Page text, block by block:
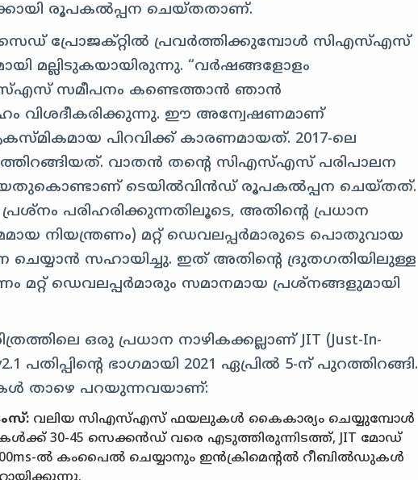
രൂപകൽപ്പന ചെയ്തതാണ്.
സൈഡ് പ്രോജക്റ്റിൽ പ്രവർത്തിക്കുമ്പോൾ സി‌എസ്‌എസ്
മല്ലിടുകയായിരുന്നു. “വർഷങ്ങളോളം
സമീപനം കണ്ടെത്താൻ ഞാൻ
വിശദീകരിക്കുന്നു. ഈ അന്വേഷണമാണ്
പിറവിക്ക് കാരണമായത്. 2017-ലെ
വാതൻ തന്റെ സി‌എസ്‌എസ് പരിപാലന
ടെയിൽ‌വിൻഡ് രൂപകൽപ്പന ചെയ്തത്.
പരിഹരിക്കുന്നതിലൂടെ, അതിന്റെ പ്രധാന
നിയന്ത്രണം) മറ്റ് ഡെവലപ്പർമാരുടെ പൊതുവായ
ചെയ്യാൻ സഹായിച്ചു. ഇത് അതിന്റെ ദ്രുതഗതിയിലുള്ള
മറ്റ് ഡെവലപ്പർമാരും സമാനമായ പ്രശ്നങ്ങളുമായി
ഒരു പ്രധാന നാഴികക്കല്ലാണ് JIT (Just-In-
പതിപ്പിന്റെ ഭാഗമായി 2021 ഏപ്രിൽ 5-ന് പുറത്തിറങ്ങി.
താഴെ പറയുന്നവയാണ്:
വലിയ സി‌എസ്‌എസ് ഫയലുകൾ കൈകാര്യം ചെയ്യുമ്പോൾ
30-45 സെക്കൻഡ് വരെ എടുത്തിരുന്നിടത്ത്, JIT മോഡ്
ൽ കംപൈൽ ചെയ്യാനും ഇൻക്രിമെന്റൽ റീബിൽഡുകൾ